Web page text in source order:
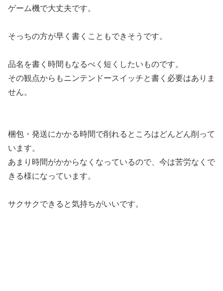
ゲーム機で大丈夫です。
そっちの方が早く書くこともできそうです。
品名を書く時間もなるべく短くしたいものです。
その観点からもニンテンドースイッチと書く必要はありま
せん。
梱包・発送にかかる時間で削れるところはどんどん削って
います。
あまり時間がかからなくなっているので、今は苦労なくで
きる様になっています。
サクサクできると気持ちがいいです。